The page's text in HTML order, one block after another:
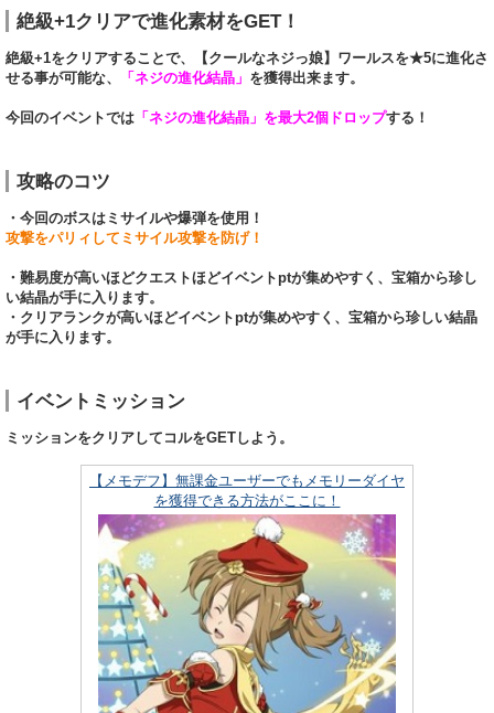
絶級+1クリアで進化素材をGET！
絶級+1をクリアすることで、【クールなネジっ娘】ワールスを★5に進化さ
せる事が可能な、
「ネジの進化結晶」 を獲得出来ます。
今回のイベントでは 「ネジの進化結晶」を最大2個ドロップする！
攻略のコツ
・今回のボスはミサイルや爆弾を使用！
攻撃をパリィしてミサイル攻撃を防げ！
・難易度が高いほどクエストほどイベントptが集めやすく、宝箱から珍し
い結晶が手に入ります。
・クリアランクが高いほどイベントptが集めやすく、宝箱から珍しい結晶
が手に入ります。
イベントミッション
ミッションをクリアしてコルをGETしよう。
【メモデフ】無課金ユーザーでもメモリーダイヤ
を獲得できる方法がここに！